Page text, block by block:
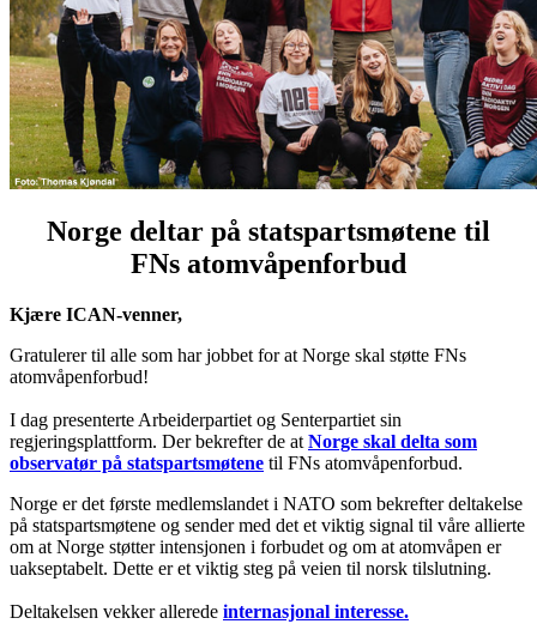
Norge deltar på statspartsmøtene til
FNs atomvåpenforbud
Kjære ICAN-venner,
Gratulerer til alle som har jobbet for at Norge skal støtte FNs
atomvåpenforbud!
I dag presenterte Arbeiderpartiet og Senterpartiet sin
regjeringsplattform. Der bekrefter de at Norge skal delta som
observatør på statspartsmøtene til FNs atomvåpenforbud.
Norge er det første medlemslandet i NATO som bekrefter deltakelse
på statspartsmøtene og sender med det et viktig signal til våre allierte
om at Norge støtter intensjonen i forbudet og om at atomvåpen er
uakseptabelt. Dette er et viktig steg på veien til norsk tilslutning.
Deltakelsen vekker allerede internasjonal interesse.